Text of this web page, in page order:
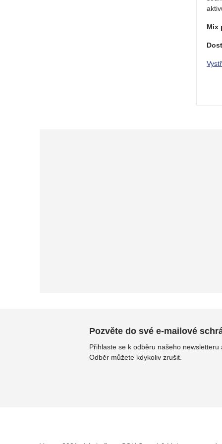
Mix
Pozvěte do své e-mailové
Přihlaste se k odběru našeho newsletteru
Odběr můžete kdykoliv zrušit.